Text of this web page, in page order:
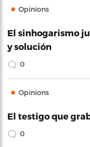
Opinions
El sinhogarismo
y solución
0
Opinions
El testigo que
0